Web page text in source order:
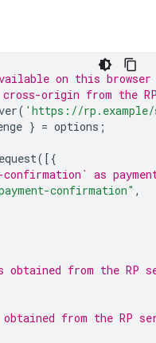
on this
origin from the
( 'https://rp.example/
} = options ;
([{
as
confirmation" ,
from the RP
from the RP